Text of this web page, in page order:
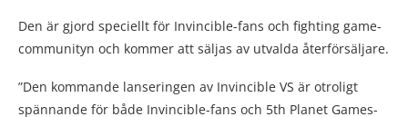
Den är gjord speciellt för Invincible-fans och fighting game-
communityn och kommer att säljas av utvalda återförsäljare.
”Den kommande lanseringen av Invincible VS är otroligt
spännande för både Invincible-fans och 5th Planet Games-